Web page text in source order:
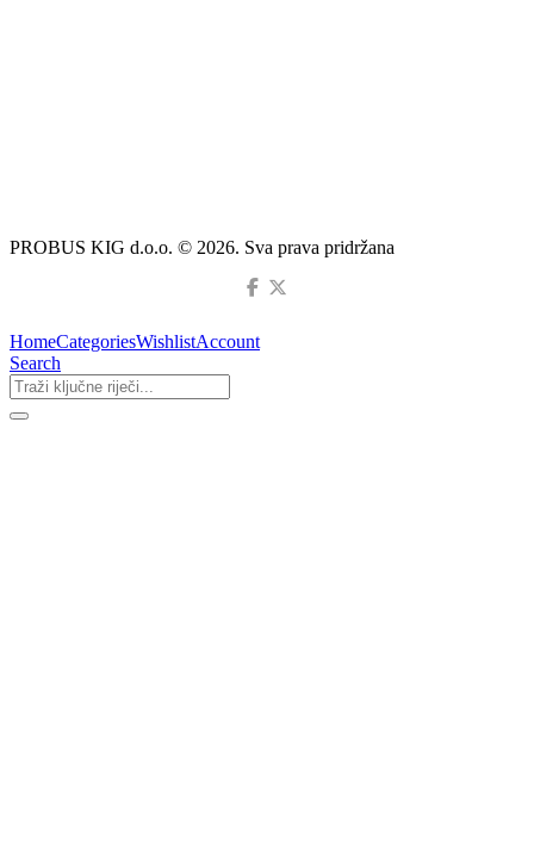
PROBUS KIG d.o.o. © 2026. Sva prava pridržana
HomeCategoriesWishlistAccount
Search